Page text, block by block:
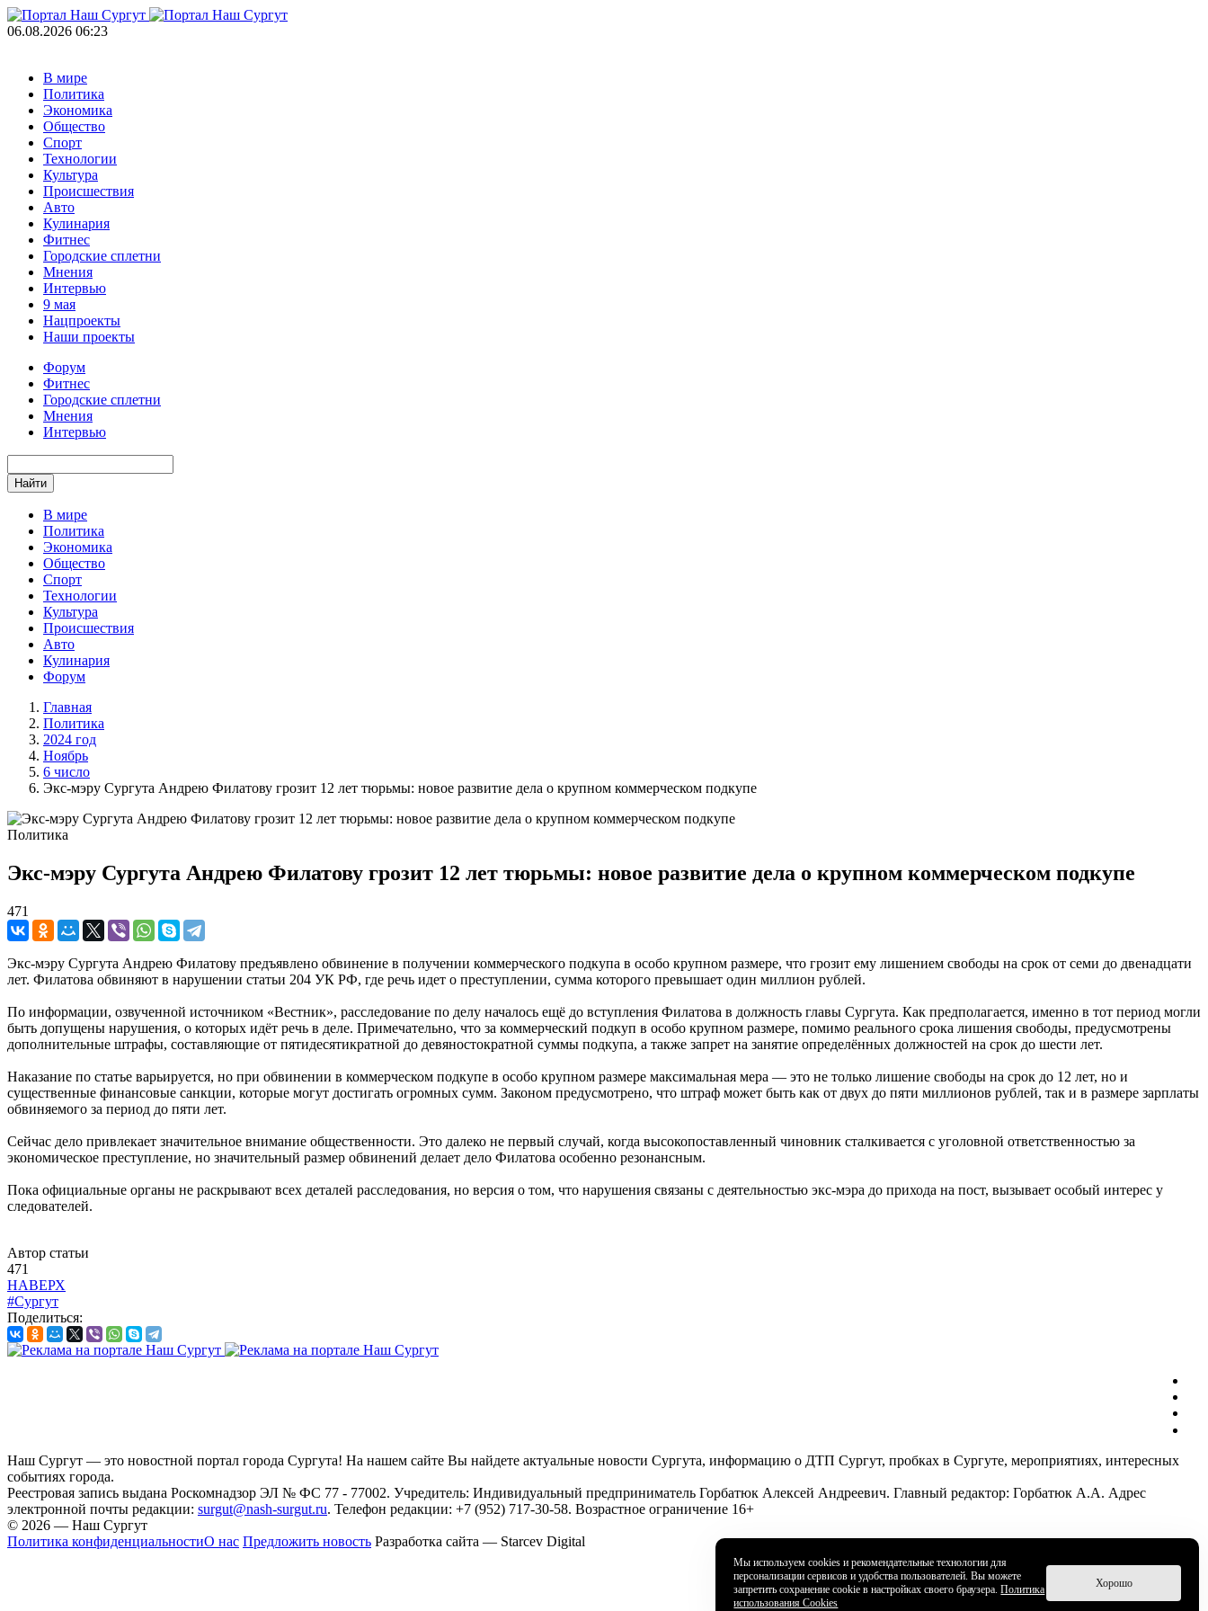
06.08.2026 06:23
В мире
Политика
Экономика
Общество
Спорт
Технологии
Культура
Происшествия
Авто
Кулинария
Фитнес
Городские сплетни
Мнения
Интервью
9 мая
Нацпроекты
Наши проекты
Форум
Фитнес
Городские сплетни
Мнения
Интервью
Найти
В мире
Политика
Экономика
Общество
Спорт
Технологии
Культура
Происшествия
Авто
Кулинария
Форум
Главная
Политика
2024 год
Ноябрь
6 число
Экс-мэру Сургута Андрею Филатову грозит 12 лет тюрьмы: новое развитие дела о крупном коммерческом подкупе
Политика
Экс-мэру Сургута Андрею Филатову грозит 12 лет тюрьмы: новое развитие дела о крупном коммерческом подкупе
471
Экс-мэру Сургута Андрею Филатову предъявлено обвинение в получении коммерческого подкупа в особо крупном размере, что грозит ему лишением свободы на срок от семи до двенадцати
лет. Филатова обвиняют в нарушении статьи 204 УК РФ, где речь идет о преступлении, сумма которого превышает один миллион рублей.
По информации, озвученной источником «Вестник», расследование по делу началось ещё до вступления Филатова в должность главы Сургута. Как предполагается, именно в тот период могли
быть допущены нарушения, о которых идёт речь в деле. Примечательно, что за коммерческий подкуп в особо крупном размере, помимо реального срока лишения свободы, предусмотрены
дополнительные штрафы, составляющие от пятидесятикратной до девяностократной суммы подкупа, а также запрет на занятие определённых должностей на срок до шести лет.
Наказание по статье варьируется, но при обвинении в коммерческом подкупе в особо крупном размере максимальная мера — это не только лишение свободы на срок до 12 лет, но и
существенные финансовые санкции, которые могут достигать огромных сумм. Законом предусмотрено, что штраф может быть как от двух до пяти миллионов рублей, так и в размере зарплаты
обвиняемого за период до пяти лет.
Сейчас дело привлекает значительное внимание общественности. Это далеко не первый случай, когда высокопоставленный чиновник сталкивается с уголовной ответственностью за
экономическое преступление, но значительный размер обвинений делает дело Филатова особенно резонансным.
Пока официальные органы не раскрывают всех деталей расследования, но версия о том, что нарушения связаны с деятельностью экс-мэра до прихода на пост, вызывает особый интерес у
следователей.
Автор статьи
471
НАВЕРХ
#Сургут
Поделиться:
Наш Сургут — это новостной портал города Сургута! На нашем сайте Вы найдете актуальные новости Сургута, информацию о ДТП Сургут, пробках в Сургуте, мероприятиях, интересных
событиях города.
Реестровая запись выдана Роскомнадзор ЭЛ № ФС 77 - 77002. Учредитель: Индивидуальный предприниматель Горбатюк Алексей Андреевич. Главный редактор: Горбатюк А.А. Адрес
электронной почты редакции: surgut@nash-surgut.ru. Телефон редакции: +7 (952) 717-30-58. Возрастное ограничение 16+
© 2026 — Наш Сургут
Политика конфиденциальностиО нас Предложить новость Разработка сайта — Starcev Digital
Мы используем cookies и рекомендательные технологии для
персонализации сервисов и удобства пользователей. Вы можете
запретить сохранение cookie в настройках своего браузера.Политика
использования Cookies
Хорошо